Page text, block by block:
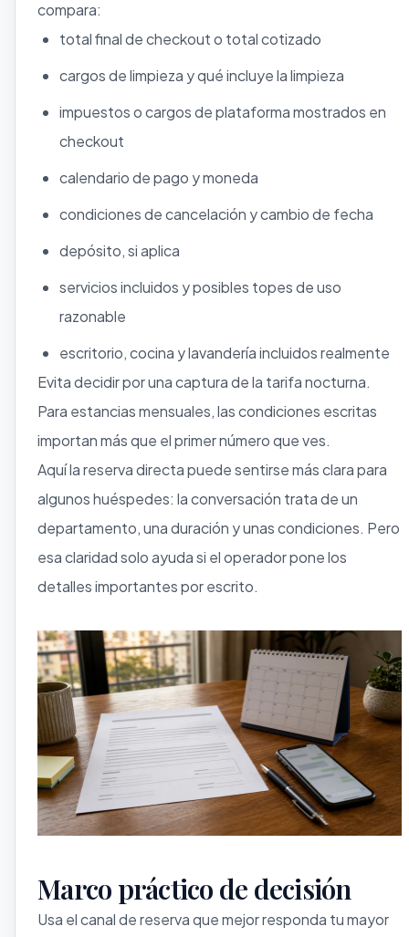
compara:
total final de checkout o total cotizado
cargos de limpieza y qué incluye la limpieza
impuestos o cargos de plataforma mostrados en
checkout
calendario de pago y moneda
condiciones de cancelación y cambio de fecha
depósito, si aplica
servicios incluidos y posibles topes de uso
razonable
escritorio, cocina y lavandería incluidos realmente
Evita decidir por una captura de la tarifa nocturna.
Para estancias mensuales, las condiciones escritas
importan más que el primer número que ves.
Aquí la reserva directa puede sentirse más clara para
algunos huéspedes: la conversación trata de un
departamento, una duración y unas condiciones. Pero
esa claridad solo ayuda si el operador pone los
detalles importantes por escrito.
Marco práctico de decisión
Usa el canal de reserva que mejor responda tu mayor